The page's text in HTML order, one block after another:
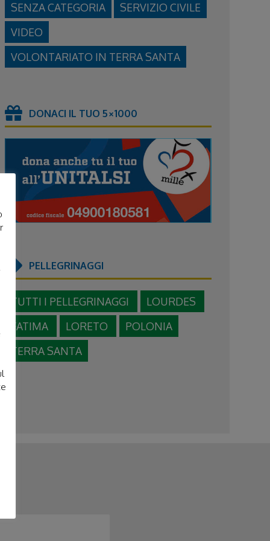
SENZA CATEGORIA
SERVIZIO CIVILE
VIDEO
VOLONTARIATO IN TERRA SANTA
DONACI IL TUO 5×1000
PELLEGRINAGGI
TUTTI I PELLEGRINAGGI
LOURDES
FATIMA
LORETO
POLONIA
TERRA SANTA